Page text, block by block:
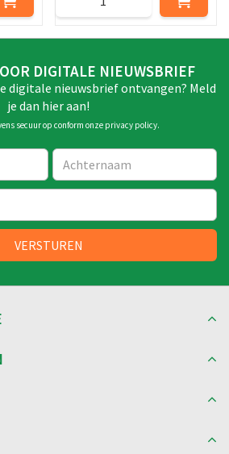
DIGITALE NIEUWSBRIEF
digitale nieuwsbrief ontvangen? Meld
je dan hier aan!
secuur op conform onze privacy policy.